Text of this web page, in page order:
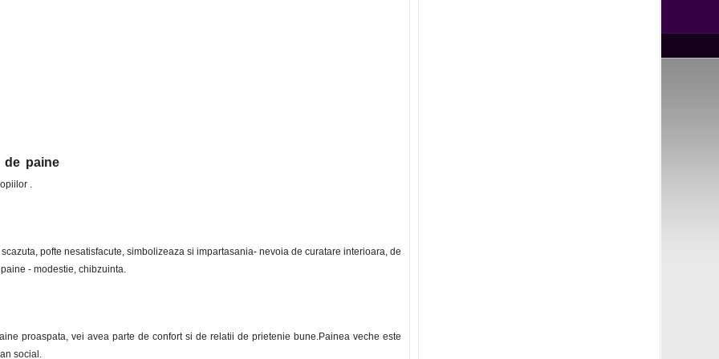
de paine
.
pofte nesatisfacute, simbolizeaza si impartasania- nevoia de curatare interioara, de
- modestie, chibzuinta.
proaspata, vei avea parte de confort si de relatii de prietenie bune.Painea veche este
social.